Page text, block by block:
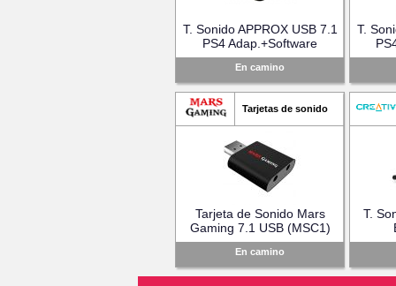
T. Sonido APPROX USB 7.1
PS4 Adap.+Software
(APPX71PRO)
En camino
T.
Tarjetas de sonido
Tarjeta de Sonido Mars
Gaming 7.1 USB (MSC1)
En camino
T.